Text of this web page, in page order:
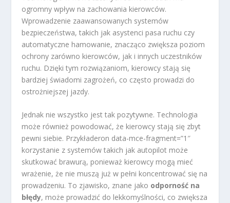
ogromny wpływ na zachowania kierowców.
Wprowadzenie zaawansowanych systemów
bezpieczeństwa, takich jak asystenci pasa ruchu czy
automatyczne hamowanie, znacząco zwiększa poziom
ochrony zarówno kierowców, jak i innych uczestników
ruchu. Dzięki tym rozwiązaniom, kierowcy stają się
bardziej świadomi zagrożeń, co często prowadzi do
ostrożniejszej jazdy.
Jednak nie wszystko jest tak pozytywne. Technologia
może również powodować, że kierowcy stają się zbyt
pewni siebie. Przykładeron data-mce-fragment=”1″
korzystanie z systemów takich jak autopilot może
skutkować brawurą, ponieważ kierowcy mogą mieć
wrażenie, że nie muszą już w pełni koncentrować się na
prowadzeniu. To zjawisko, znane jako odporność na
błędy, może prowadzić do lekkomyślności, co zwiększa